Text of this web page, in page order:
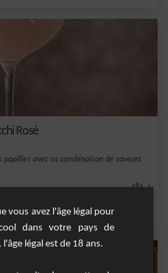
Rosé
avec sa combinaison de saveurs
1
de mangue ,litchi
vous avez l'âge légal pour
dans votre pays de
l'âge légal est de 18 ans.